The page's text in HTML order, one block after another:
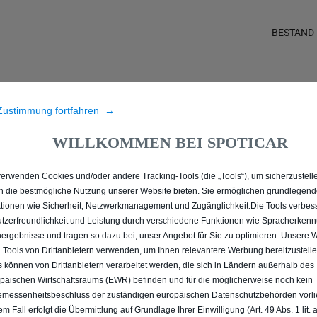
BESTAND
ALLE PEUGEOT 2008
ANTRIEB IN
fortfahren →
WILLKOMMEN BEI SPOTICAR
Cookies und/oder andere Tracking-Tools (die „Tools“), um
die bestmögliche Nutzung unserer Website bieten. Sie ermöglichen
wie Sicherheit, Netzwerkmanagement und Zugänglichkeit.Die Tools
und Leistung durch verschiedene Funktionen wie
und tragen so dazu bei, unser Angebot für Sie zu optimieren. Unsere
Tools von Drittanbietern verwenden, um Ihnen relevantere Werbung
können von Drittanbietern verarbeitet werden, die sich in Ländern außerhalb des
Wirtschaftsraums (EWR) befinden und für die möglicherweise noch kein
der zuständigen europäischen Datenschutzbehörden
Fall erfolgt die Übermittlung auf Grundlage Ihrer Einwilligung (Art. 49 Abs. 1 lit.